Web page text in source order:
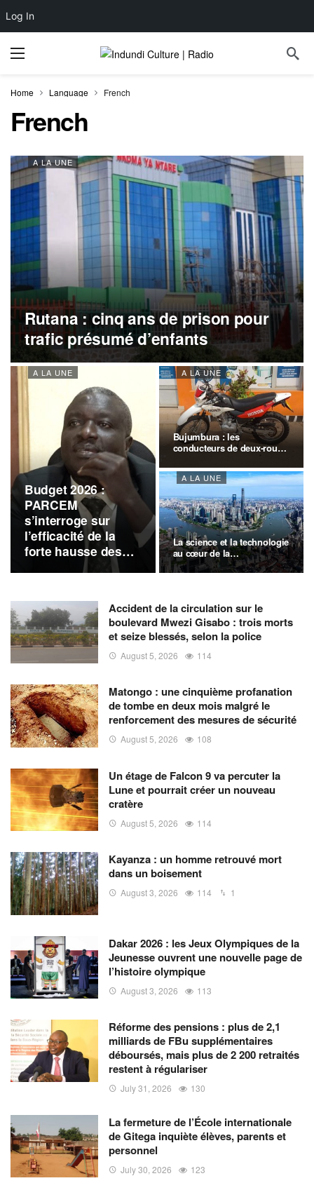
Log In
Home Language French
French
A LA UNE
Rutana : cinq ans de prison pour
trafic présumé d’enfants
A LA UNE
Budget 2026 :
PARCEM
s’interroge sur
l’efficacité de la
forte hausse des
A LA UNE
Bujumbura : les
conducteurs de deux-roues
A LA UNE
La science et la technologie
au cœur de la…
Accident de la circulation sur le
boulevard Mwezi Gisabo : trois morts
et seize blessés, selon la police
August 5, 2026 114
Matongo : une cinquième profanation
de tombe en deux mois malgré le
renforcement des mesures de sécurité
August 5, 2026 108
Un étage de Falcon 9 va percuter la
Lune et pourrait créer un nouveau
cratère
August 5, 2026 114
Kayanza : un homme retrouvé mort
dans un boisement
August 3, 2026 114 1
Dakar 2026 : les Jeux Olympiques de la
Jeunesse ouvrent une nouvelle page de
l’histoire olympique
August 3, 2026 113
Réforme des pensions : plus de 2,1
milliards de FBu supplémentaires
déboursés, mais plus de 2 200 retraités
restent à régulariser
July 31, 2026 130
La fermeture de l’École internationale
de Gitega inquiète élèves, parents et
personnel
July 30, 2026 123